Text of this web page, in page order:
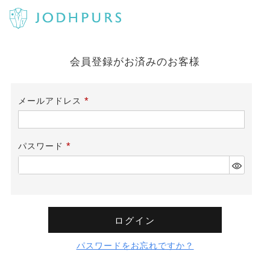
会員登録がお済みのお客様
メールアドレス
須)
パスワード
須)
ログイン
パスワードをお忘れですか？